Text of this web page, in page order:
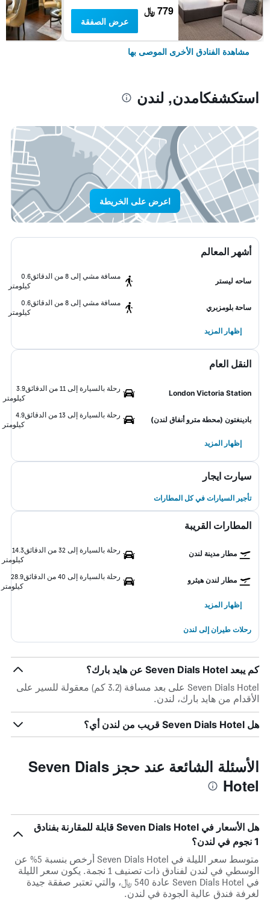
779 ﷼
عرض الصفقة
مشاهدة الفنادق الأخرى الموصى بها
استكشفكامدن, لندن
اعرض على الخريطة
أشهر المعالم
ساحه ليستر
مسافة مشي إلى 8 من الدقائق
0.6
كيلومتر
ساحة بلومزبري
مسافة مشي إلى 8 من الدقائق
0.6
كيلومتر
إظهار المزيد
النقل العام
London Victoria Station
رحلة بالسيارة إلى 11 من الدقائق
3.9
كيلومتر
بادينغتون (محطة مترو أنفاق لندن)
رحلة بالسيارة إلى 13 من الدقائق
4.9
كيلومتر
إظهار المزيد
سيارت ايجار
تأجير السيارات في كل المطارات
المطارات القريبة
مطار مدينة لندن رحلة بالسيارة إلى 32 من الدقائق
14.3
كيلومتر
مطار لندن هيثرو رحلة بالسيارة إلى 40 من الدقائق
28.9
كيلومتر
إظهار المزيد
رحلات طيران إلى لندن
كم يبعد Seven Dials Hotel عن هايد بارك؟
Seven Dials Hotel على بعد مسافة (3.2 كم) معقولة للسير على
الأقدام من هايد بارك، لندن.
هل Seven Dials Hotel قريب من لندن أي؟
الأسئلة الشائعة عند حجز Seven Dials
Hotel
هل الأسعار في Seven Dials Hotel قابلة للمقارنة بفنادق
1 نجوم في لندن؟
متوسط سعر الليلة في Seven Dials Hotel أرخص بنسبة 5% عن
الوسطي في لندن لفنادق ذات تصنيف 1 نجمة. يكون سعر الليلة
في Seven Dials Hotel عادة 540 ﷼، والتي تعتبر صفقة جيدة
لغرفة فندق عالية الجودة في لندن.